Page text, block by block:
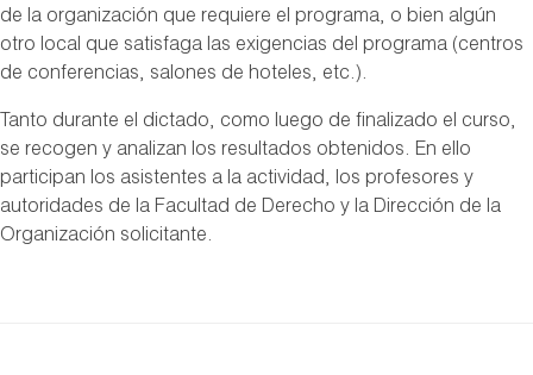
de la organización que requiere el programa, o bien algún
otro local que satisfaga las exigencias del programa (centros
de conferencias, salones de hoteles, etc.).
Tanto durante el dictado, como luego de finalizado el curso,
se recogen y analizan los resultados obtenidos. En ello
participan los asistentes a la actividad, los profesores y
autoridades de la Facultad de Derecho y la Dirección de la
Organización solicitante.